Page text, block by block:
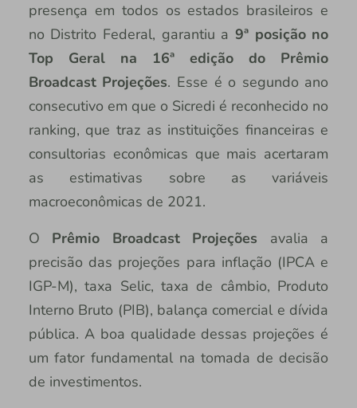
presença em todos os estados brasileiros e
no Distrito Federal, garantiu a 9ª posição no
Top Geral na 16ª edição do Prêmio
Broadcast Projeções. Esse é o segundo ano
consecutivo em que o Sicredi é reconhecido no
ranking, que traz as instituições financeiras e
consultorias econômicas que mais acertaram
as estimativas sobre as variáveis
macroeconômicas de 2021.
O Prêmio Broadcast Projeções avalia a
precisão das projeções para inflação (IPCA e
IGP-M), taxa Selic, taxa de câmbio, Produto
Interno Bruto (PIB), balança comercial e dívida
pública. A boa qualidade dessas projeções é
um fator fundamental na tomada de decisão
de investimentos.